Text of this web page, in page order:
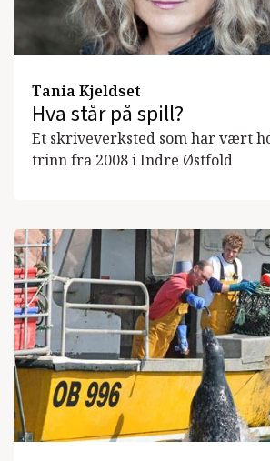
Tania Kjeldset
Hva står på spill?
Et skriveverksted som har vært
trinn fra 2008 i Indre Østfold